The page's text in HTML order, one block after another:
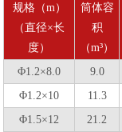
规格（m）
（直径×长
度）
筒体容
积
（m³）
Φ1.2×8.0
9.0
Φ1.2×10
11.3
Φ1.5×12
21.2